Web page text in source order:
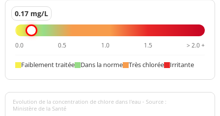
0.17 mg/L
0.0 0.5 1.0 1.5 > 2.0 +
Faiblement traitée Dans la norme Très chlorée Irritante
Evolution de la concentration de chlore dans l'eau - Source :
Ministère de la Santé